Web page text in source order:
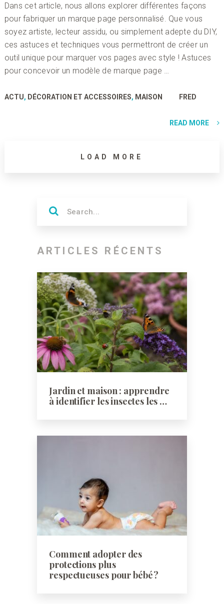
Dans cet article, nous allons explorer différentes façons
pour fabriquer un marque page personnalisé. Que vous
soyez artiste, lecteur assidu, ou simplement adepte du DIY,
ces astuces et techniques vous permettront de créer un
outil unique pour marquer vos pages avec style ! Astuces
pour concevoir un modèle de marque page …
ACTU, DÉCORATION ET ACCESSOIRES, MAISON FRED
READ MORE
LOAD MORE
ARTICLES RÉCENTS
Jardin et maison : apprendre
à identifier les insectes les …
Comment adopter des
protections plus
respectueuses pour bébé ?